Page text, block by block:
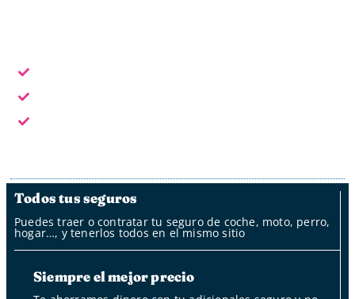
Todos tus seguros
Puedes traer o contratar tu seguro de coche, moto, perro,
hogar…, y tenerlos todos en el mismo sitio
Siempre el mejor precio